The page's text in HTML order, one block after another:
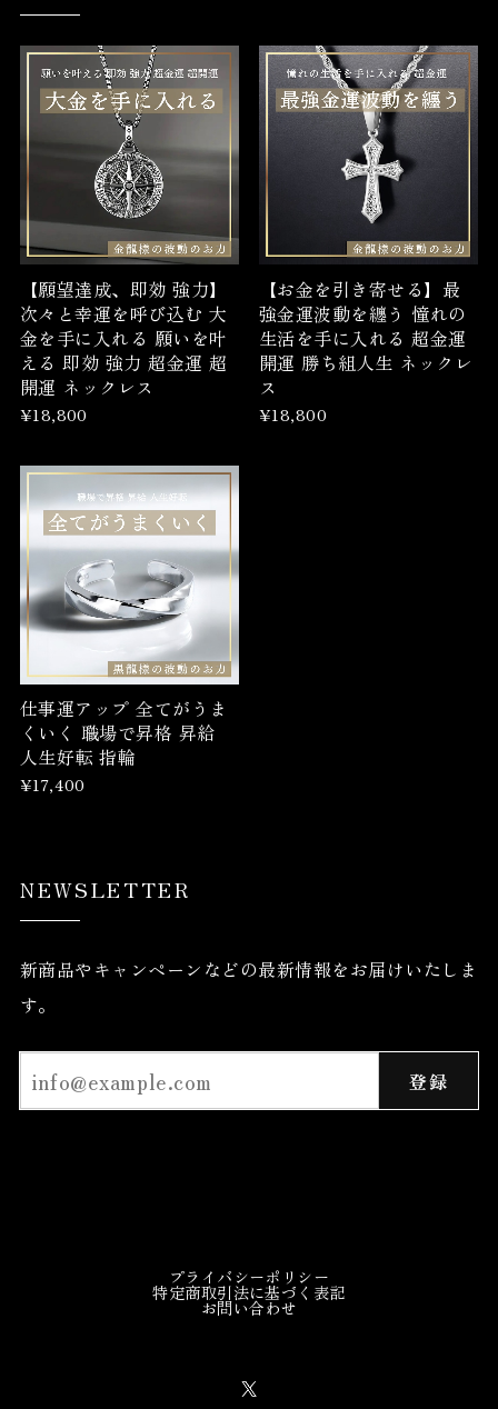
【願望達成、即効 強力】
次々と幸運を呼び込む 大
金を手に入れる 願いを叶
える 即効 強力 超金運 超
開運 ネックレス
¥18,800
【お金を引き寄せる】最
強金運波動を纏う 憧れの
生活を手に入れる 超金運
開運 勝ち組人生 ネックレ
ス
¥18,800
仕事運アップ 全てがうま
くいく 職場で昇格 昇給
人生好転 指輪
¥17,400
NEWSLETTER
新商品やキャンペーンなどの最新情報をお届けいたしま
す。
登録
プライバシーポリシー
特定商取引法に基づく表記
お問い合わせ